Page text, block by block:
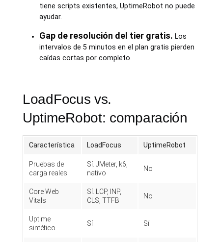
tiene scripts existentes, UptimeRobot no puede
ayudar.
Gap de resolución del tier gratis. Los
intervalos de 5 minutos en el plan gratis pierden
caídas cortas por completo.
LoadFocus vs.
UptimeRobot: comparación
Característica LoadFocus UptimeRobot
Pruebas de
carga reales
Sí. JMeter, k6,
nativo
No
Core Web
Vitals
Sí. LCP, INP,
CLS, TTFB
No
Uptime
sintético
Sí Sí